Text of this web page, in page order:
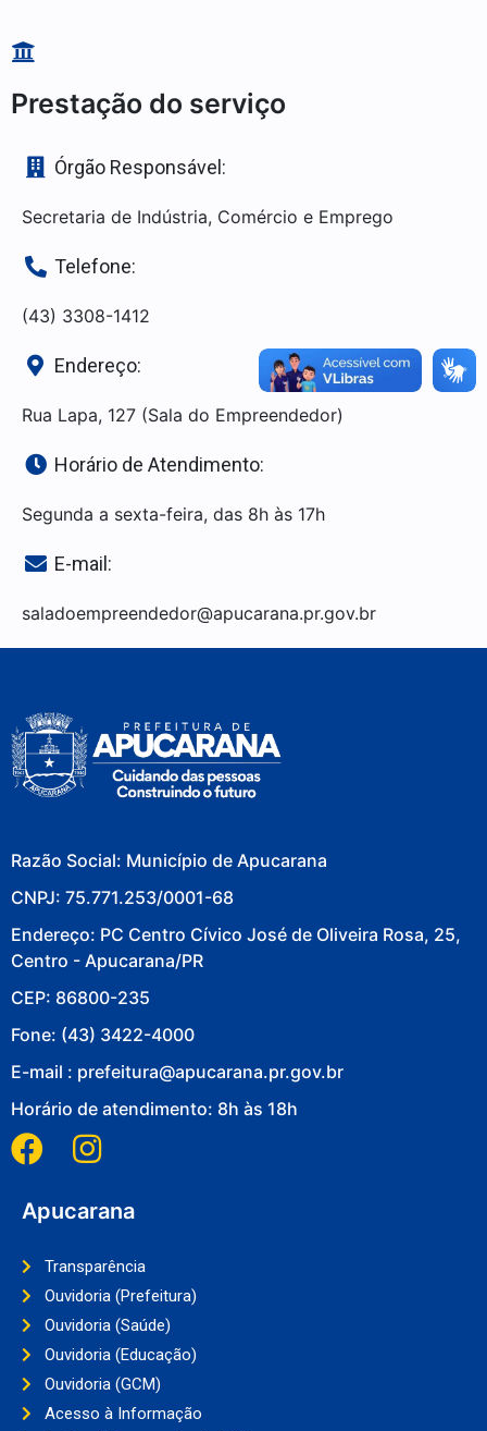
Prestação do serviço
Órgão Responsável:
Secretaria de Indústria, Comércio e Emprego
Telefone:
(43) 3308-1412
Endereço:
Rua Lapa, 127 (Sala do Empreendedor)
Horário de Atendimento:
Segunda a sexta-feira, das 8h às 17h
E-mail:
saladoempreendedor@apucarana.pr.gov.br
Razão Social: Município de Apucarana
CNPJ: 75.771.253/0001-68
Endereço: PC Centro Cívico José de Oliveira Rosa, 25,
Centro - Apucarana/PR
CEP: 86800-235
Fone: (43) 3422-4000
E-mail : prefeitura@apucarana.pr.gov.br
Horário de atendimento: 8h às 18h
Apucarana
Transparência
Ouvidoria (Prefeitura)
Ouvidoria (Saúde)
Ouvidoria (Educação)
Ouvidoria (GCM)
Acesso à Informação